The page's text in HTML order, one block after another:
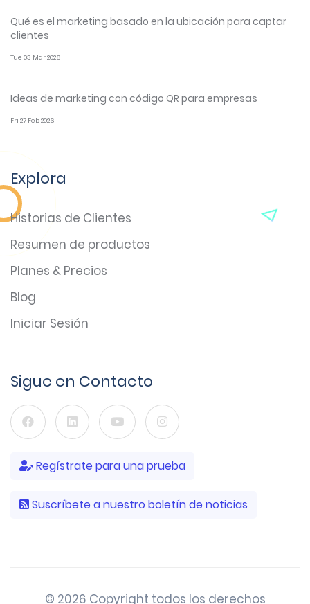
Qué es el marketing basado en la ubicación para captar
clientes
Tue 03 Mar 2026
Ideas de marketing con código QR para empresas
Fri 27 Feb 2026
Explora
Historias de Clientes
Resumen de productos
Planes & Precios
Blog
Iniciar Sesión
Sigue en Contacto
Regístrate para una prueba
Suscríbete a nuestro boletín de noticias
© 2026 Copyright todos los derechos